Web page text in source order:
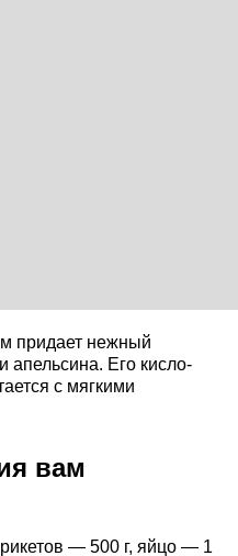
придает нежный
апельсина. Его кисло-
с мягкими
вам
— 500 г, яйцо — 1